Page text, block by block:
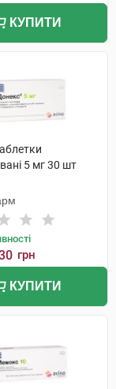
КУПИТИ
5 мг 30 шт
грн
КУПИТИ